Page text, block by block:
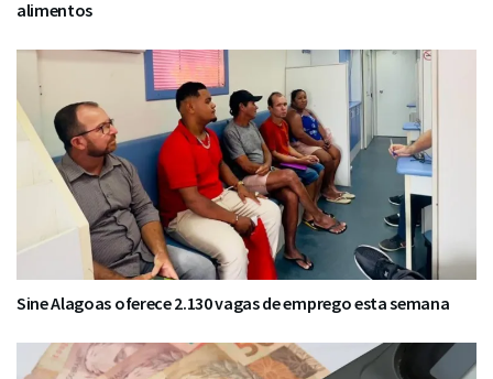
alimentos
Sine Alagoas oferece 2.130 vagas de emprego esta semana